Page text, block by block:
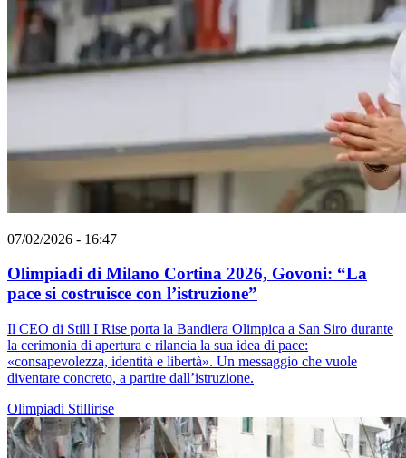
07/02/2026 - 16:47
Olimpiadi di Milano Cortina 2026, Govoni: “La
pace si costruisce con l’istruzione”
Il CEO di Still I Rise porta la Bandiera Olimpica a San Siro durante
la cerimonia di apertura e rilancia la sua idea di pace:
«consapevolezza, identità e libertà». Un messaggio che vuole
diventare concreto, a partire dall’istruzione.
Olimpiadi Stillirise